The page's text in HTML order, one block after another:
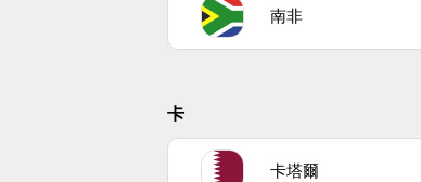
南非
卡
卡塔爾